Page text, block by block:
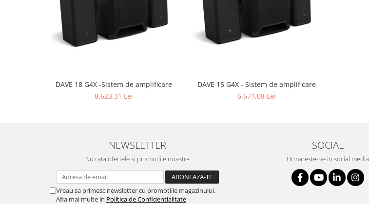
DAVE 18 G4X -Sistem de amplificare
8.623,31 Lei
DAVE 15 G4X - Sistem de amplificare
6.671,08 Lei
NEWSLETTER
Nu rata ofertele si promotiile noastre
Vreau sa primesc newsletter cu promotiile magazinului.
Afla mai multe in Politica de Confidentialitate
SOCIAL
Urmareste-ne in social media